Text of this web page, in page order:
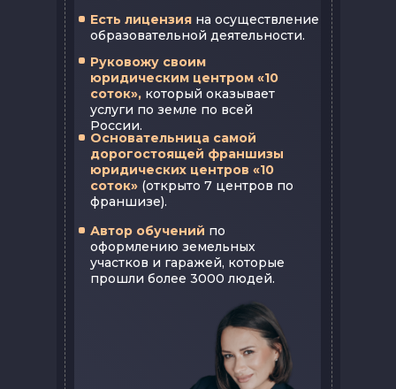
Есть лицензия на осуществление
образовательной деятельности.
Автор обучений по
оформлению земельных
участков и гаражей, которые
прошли более 3000 людей.
Основательница самой
дорогостоящей франшизы
юридических центров «10
соток» (открыто 7 центров по
франшизе).
Руковожу своим
юридическим центром «10
соток», который оказывает
услуги по земле по всей
России.